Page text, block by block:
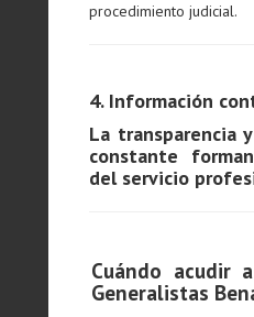
procedimiento judicial.
4. Información
La transparencia
constante
del servicio
Cuándo acudir
Generalistas